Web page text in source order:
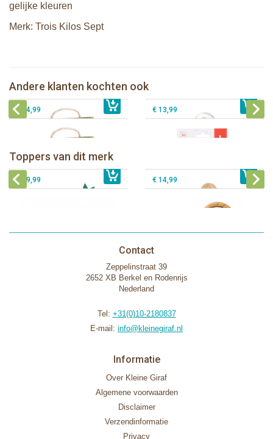
gelijke kleuren
Merk: Trois Kilos Sept
Andere klanten kochten ook
€ 14,99
Sophie de giraf So'Pure bijtring, very
soft
€ 14,99 € 13,99
Toppers van dit merk
Sophie de giraf Rollin' speelrol IEUF
€ 26,99
Sophie de giraf Baby Seat & Play
Sophie de giraf Activity Wheel
€ 39,99 € 14,99
Contact
Zeppelinstraat 39
2652 XB Berkel en Rodenrijs
Nederland
Tel: +31(0)10-2180837
E-mail: info@kleinegiraf.nl
Informatie
Over Kleine Giraf
Algemene voorwaarden
Disclaimer
Verzendinformatie
Privacy